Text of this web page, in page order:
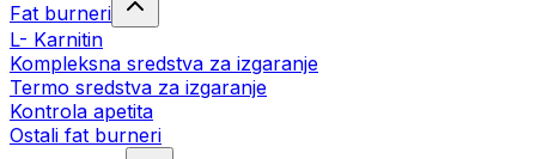
Fat burneri
L- Karnitin
Kompleksna sredstva za izgaranje
Termo sredstva za izgaranje
Kontrola apetita
Ostali fat burneri